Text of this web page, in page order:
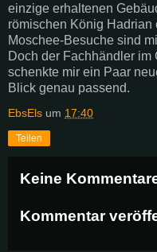
einzige erhaltenen
römischen König
Moschee-Besuche sind
Doch der Fachhändler
schenkte mir ein Paar
Blick genau passend.
EbsEls um 17:40
Teilen
Keine
Kommentar